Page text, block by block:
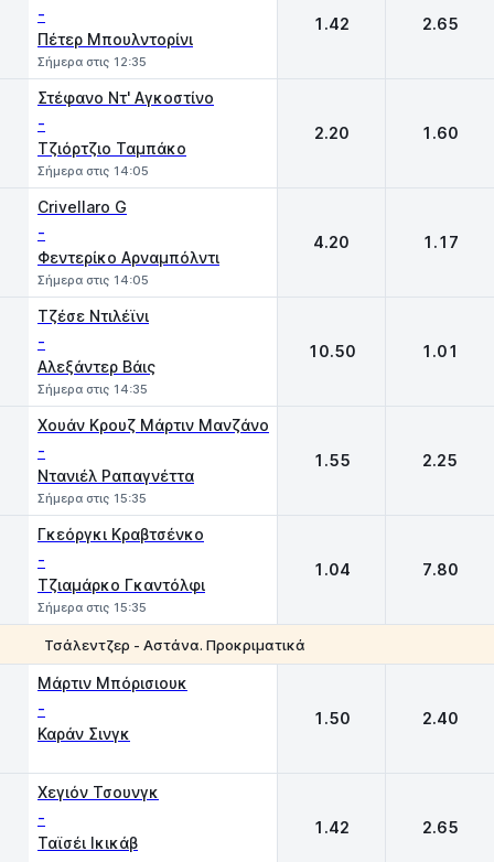
-
Πέτερ Μπουλντορίνι
Σήμερα στις 12:35
1.42 2.65
Στέφανο Ντ' Αγκοστίνο
-
Τζιόρτζιο Ταμπάκο
Σήμερα στις 14:05
2.20 1.60
Crivellaro G
-
Φεντερίκο Αρναμπόλντι
Σήμερα στις 14:05
4.20 1.17
Τζέσε Ντιλέϊνι
-
Αλεξάντερ Βάις
Σήμερα στις 14:35
10.50 1.01
Χουάν Κρουζ Μάρτιν Μανζάνο
-
Ντανιέλ Ραπαγνέττα
Σήμερα στις 15:35
1.55 2.25
Γκεόργκι Κραβτσένκο
-
Τζιαμάρκο Γκαντόλφι
Σήμερα στις 15:35
1.04 7.80
Τσάλεντζερ - Αστάνα. Προκριματικά
Μάρτιν Μπόρισιουκ
-
Καράν Σινγκ
1.50 2.40
Χεγιόν Τσουνγκ
-
Ταϊσέι Ικικάβ
1.42 2.65